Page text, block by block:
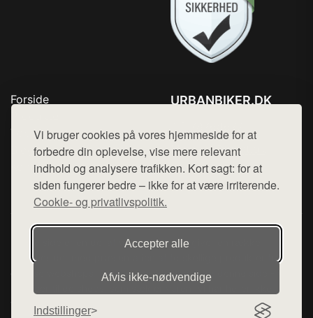
Vi bruger cookies på vores hjemmeside for at
forbedre din oplevelse, vise mere relevant
indhold og analysere trafikken. Kort sagt: for at
siden fungerer bedre – ikke for at være irriterende.
Cookie- og privatlivspolitik.
Accepter alle
Afvis ikke‑nødvendige
Indstillinger
Forside
Top Rabatter
Blog
Kontakt
URBANBIKER.DK
Mail: hej@want.dk
Cookie- og privatlivspolitik
Denne side er en del af want.dk, der udgiver en række
hjemmesider med præsentation af forskellige produkter fra
diverse webshops. Der sælges ikke varer fra denne side - vi
varerne på lager.